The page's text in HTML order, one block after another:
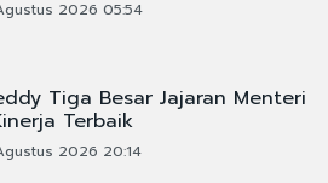
2026 05:54
Tiga Besar Jajaran Menteri
Terbaik
2026 20:14